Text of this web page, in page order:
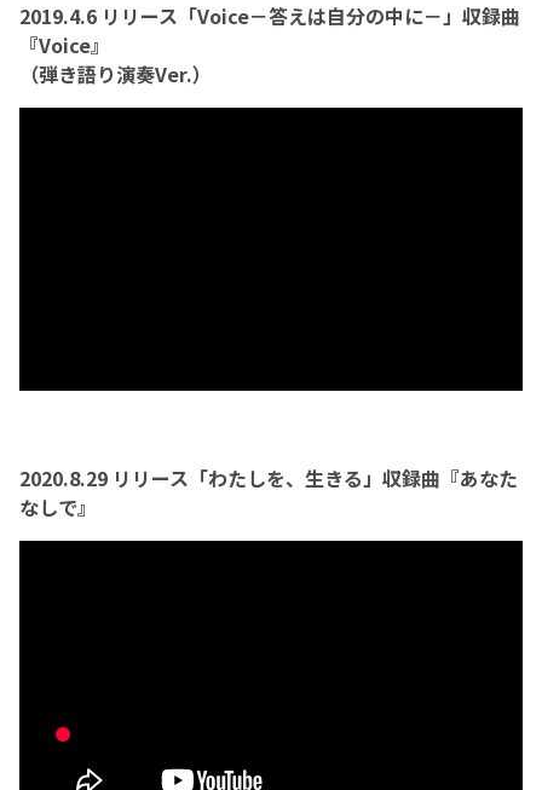
2019.4.6 リリース「Voice－答えは自分の中に－」収録曲
『Voice』
（弾き語り演奏Ver.）
2020.8.29 リリース「わたしを、生きる」収録曲『あなた
なしで』